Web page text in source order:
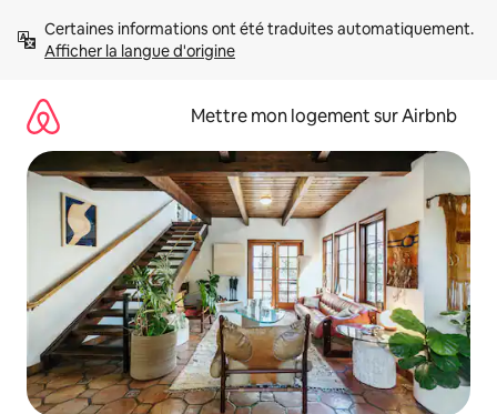
directement
Afficher la langue d'origine
Mettre mon logement sur Airbnb